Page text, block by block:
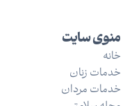
منوی سایت
خانه
خدمات زنان
خدمات مردان